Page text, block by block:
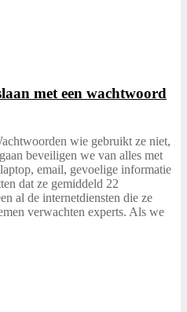
met een wachtwoord
wie gebruikt ze niet,
beveiligen we van alles met
email, gevoelige informatie
dat ze gemiddeld 22
al de internetdiensten die ze
verwachten experts. Als we